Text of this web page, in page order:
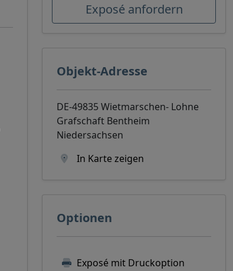
Exposé anfordern
Objekt-Adresse
DE-49835 Wietmarschen- Lohne
Grafschaft Bentheim
Niedersachsen
In Karte zeigen
Optionen
Exposé mit Druckoption